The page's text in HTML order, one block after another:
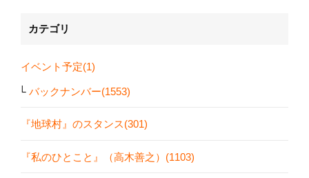
カテゴリ
イベント予定(1)
バックナンバー(1553)
『地球村』のスタンス(301)
『私のひとこと』（高木善之）(1103)